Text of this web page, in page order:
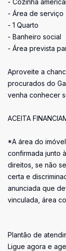
- Cozinha
- Área de serviço
- 1 Quarto
- Banheiro social
- Área prevista
Aproveite a
procurados do
venha conhecer
ACEITA
*A área do
confirmada junto
direitos, se não
certa e
anunciada que
vinculada, área
Plantão de
Ligue agora e